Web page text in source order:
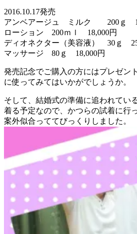
2016.10.17発売
アンベアージュ ミルク 200ｇ
ローション 200ｍｌ 18,000円
ディオネクター（美容液） 30ｇ
マッサージ 80ｇ 18,000円
発売記念でご購入の方にはプレゼン
に使ってみてはいかがでしょうか。
そして、結婚式の準備に追われてい
着る予定なので、かつらの試着に行
案外似合っててびっくりしました。